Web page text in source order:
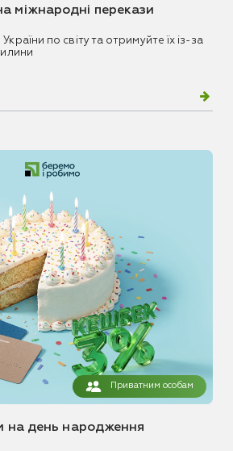
міжнародні перекази
по світу та отримуйте їх із-за
Приватним особам
на день народження